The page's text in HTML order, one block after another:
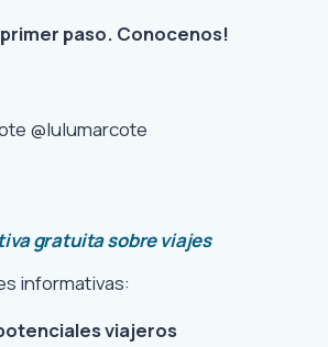
paso. Conocenos!
@lulumarcote
gratuita sobre viajes
informativas:
viajeros